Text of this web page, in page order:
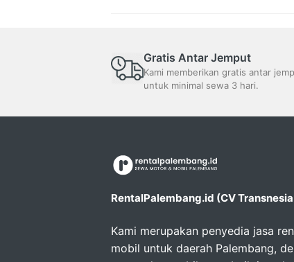
Gratis Antar Jemput
Kami memberikan gratis antar
untuk minimal sewa 3 hari.
RentalPalembang.id (CV
Kami merupakan penyedia jasa
mobil untuk daerah Palembang,